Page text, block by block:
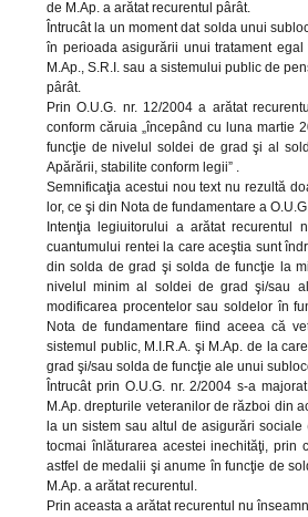
de M.Ap. a arătat recurentul pârât.
Întrucât la un moment dat solda unui
în perioada asigurării unui tratament
M.Ap., S.R.I. sau a sistemului public de
pârât.
Prin O.U.G. nr. 12/2004 a arătat
conform căruia „începând cu luna martie
funcţie de nivelul soldei de grad şi al
Apărării, stabilite conform legii” .
Semnificaţia acestui nou text nu rezultă
lor, ce şi din Nota de fundamentare a
Intenţia legiuitorului a arătat
cuantumului rentei la care aceştia sunt
din solda de grad şi solda de funcţie la
nivelul minim al soldei de grad şi/sau
modificarea procentelor sau soldelor în
Nota de fundamentare fiind aceea că
sistemul public, M.I.R.A. şi M.Ap. de la
grad şi/sau solda de funcţie ale unui
Întrucât prin O.U.G. nr. 2/2004 s-a
M.Ap. drepturile veteranilor de război din
la un sistem sau altul de asigurări sociale
tocmai înlăturarea acestei inechităţi,
astfel de medalii şi anume în funcţie de
M.Ap. a arătat recurentul.
Prin aceasta a arătat recurentul nu